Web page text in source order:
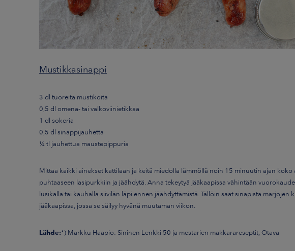
Mustikkasinappi
3 dl tuoreita mustikoita
0,5 dl omena- tai valkoviinietikkaa
1 dl sokeria
0,5 dl sinappijauhetta
¼ tl jauhettua maustepippuria
Mittaa kaikki ainekset kattilaan ja keitä miedolla lämmöllä noin 15 minuutin ajan koko
puhtaaseen lasipurkkiin ja jäähdytä. Anna tekeytyä jääkaapissa vähintään
lusikalla tai kauhalla siivilän läpi ennen jäähdyttämistä. Tällöin saat sinapista marjojen
jääkaapissa, jossa se säilyy hyvänä muutaman viikon.
Lähde:*) Markku Haapio: Sininen Lenkki 50 ja mestarien makkarareseptit, Otava